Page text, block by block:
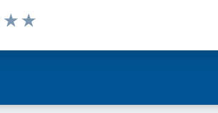
stelle la pagina